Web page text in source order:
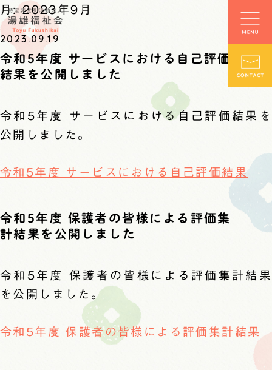
月:2023年9月
2023.09.19
令和5年度 サービスにおける自己評価
結果を公開しました
令和5年度 サービスにおける自己評価結果を
公開しました。
令和5年度 サービスにおける自己評価結果
令和5年度 保護者の皆様による評価集
計結果を公開しました
令和5年度 保護者の皆様による評価集計結果
を公開しました。
令和5年度 保護者の皆様による評価集計結果